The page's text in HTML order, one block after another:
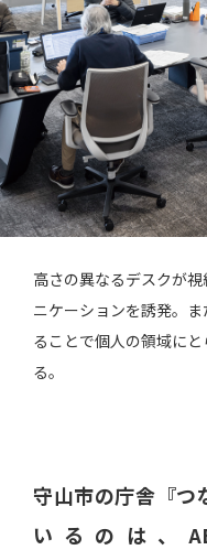
高さの異なるデスクが
ニケーションを誘発。
ることで個人の領域に
る。
守山市の庁舎『つ
いるのは、